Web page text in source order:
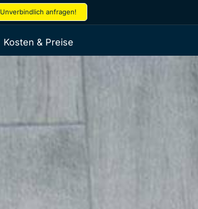
Unverbindlich anfragen!
Kosten & Preise